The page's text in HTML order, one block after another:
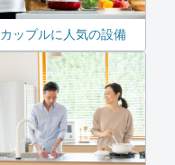
カップルに人気の設備